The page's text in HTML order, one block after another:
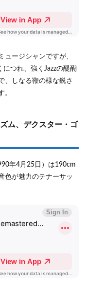
ュージシャンですが、
つれ、強くJazzの醍醐
、しなる鞭の様な鋭さ
。
ム、デクスター・ゴ
年4月25日）は190cm
色が魅力のテナーサッ